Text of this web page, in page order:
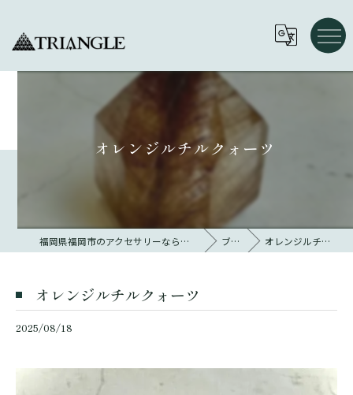
オレンジルチルクォーツ
福岡県福岡市のアクセサリーならトライアングル 大名 ブログ オレンジルチルクォーツ
オレンジルチルクォーツ
2025/08/18